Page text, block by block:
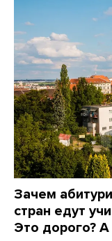
Зачем
стран едут
Это дорого?